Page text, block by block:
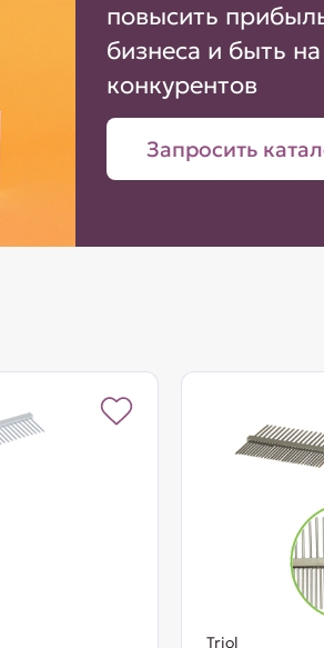
повысить
бизнеса и быть
конкурентов
Запросить
Triol